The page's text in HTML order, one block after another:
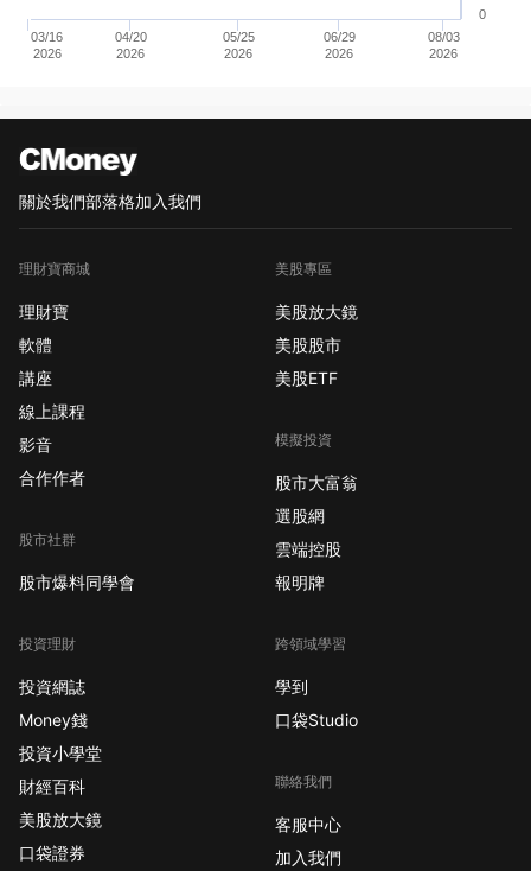
08/03
2026
03/16
2026
04/20
2026
05/25
2026
06/29
2026
0
關於我們部落格加入我們
理財寶商城
理財寶
軟體
講座
線上課程
影音
合作作者
股市社群
股市爆料同學會
投資理財
投資網誌
Money錢
投資小學堂
財經百科
美股放大鏡
口袋證券
美股專區
美股放大鏡
美股股市
美股ETF
模擬投資
股市大富翁
選股網
雲端控股
報明牌
跨領域學習
學到
口袋Studio
聯絡我們
客服中心
加入我們